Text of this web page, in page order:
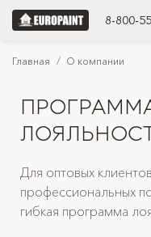
8-800-
Главная О компании
Для оптовых
профессиональных
гибкая программа